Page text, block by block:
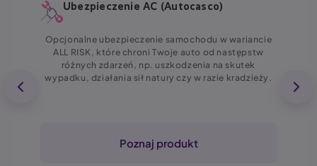
Ubezpieczenie AC (Autocasco)
Opcjonalne ubezpieczenie samochodu w wariancie
ALL RISK, które chroni Twoje auto od następstw
różnych zdarzeń, np. uszkodzenia na skutek
wypadku, działania sił natury czy w razie kradzieży.
Poznaj produkt